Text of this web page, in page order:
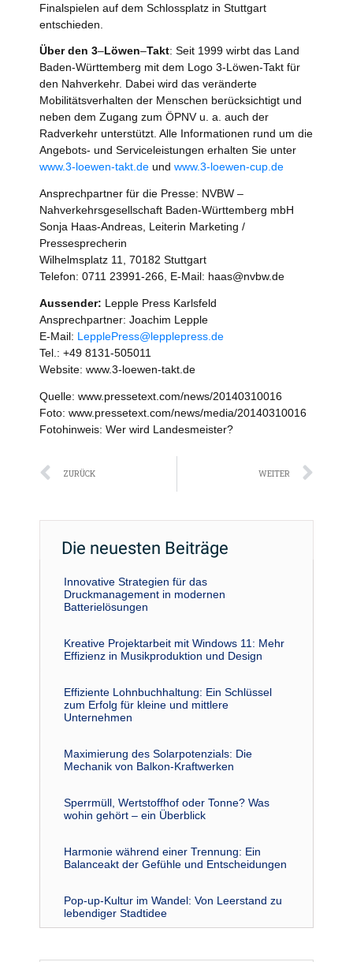
Finalspielen auf dem Schlossplatz in Stuttgart
entschieden.
Über den 3–Löwen–Takt: Seit 1999 wirbt das Land
Baden-Württemberg mit dem Logo 3-Löwen-Takt für
den Nahverkehr. Dabei wird das veränderte
Mobilitätsverhalten der Menschen berücksichtigt und
neben dem Zugang zum ÖPNV u. a. auch der
Radverkehr unterstützt. Alle Informationen rund um die
Angebots- und Serviceleistungen erhalten Sie unter
www.3-loewen-takt.de und www.3-loewen-cup.de
Ansprechpartner für die Presse: NVBW –
Nahverkehrsgesellschaft Baden-Württemberg mbH
Sonja Haas-Andreas, Leiterin Marketing /
Pressesprecherin
Wilhelmsplatz 11, 70182 Stuttgart
Telefon: 0711 23991-266, E-Mail: haas@nvbw.de
Aussender: Lepple Press Karlsfeld
Ansprechpartner: Joachim Lepple
E-Mail: LepplePress@lepplepress.de
Tel.: +49 8131-505011
Website: www.3-loewen-takt.de
Quelle: www.pressetext.com/news/20140310016
Foto: www.pressetext.com/news/media/20140310016
Fotohinweis: Wer wird Landesmeister?
Zurück
ZURÜCK WEITER
Die neuesten Beiträge
Innovative Strategien für das
Druckmanagement in modernen
Batterielösungen
Kreative Projektarbeit mit Windows 11: Mehr
Effizienz in Musikproduktion und Design
Effiziente Lohnbuchhaltung: Ein Schlüssel
zum Erfolg für kleine und mittlere
Unternehmen
Maximierung des Solarpotenzials: Die
Mechanik von Balkon-Kraftwerken
Sperrmüll, Wertstoffhof oder Tonne? Was
wohin gehört – ein Überblick
Harmonie während einer Trennung: Ein
Balanceakt der Gefühle und Entscheidungen
Pop-up-Kultur im Wandel: Von Leerstand zu
lebendiger Stadtidee